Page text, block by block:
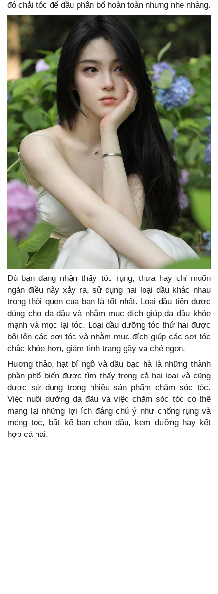
đó chải tóc để dầu phân bố hoàn toàn nhưng nhẹ nhàng.
Dù bạn đang nhận thấy tóc rụng, thưa hay chỉ muốn
ngăn điều này xảy ra, sử dụng hai loại dầu khác nhau
trong thói quen của bạn là tốt nhất. Loại đầu tiên được
dùng cho da đầu và nhằm mục đích giúp da đầu khỏe
mạnh và mọc lại tóc. Loại dầu dưỡng tóc thứ hai được
bôi lên các sợi tóc và nhằm mục đích giúp các sợi tóc
chắc khỏe hơn, giảm tình trạng gãy và chẻ ngọn.
Hương thảo, hạt bí ngô và dầu bạc hà là những thành
phần phổ biến được tìm thấy trong cả hai loại và cũng
được sử dụng trong nhiều sản phẩm chăm sóc tóc.
Việc nuôi dưỡng da đầu và việc chăm sóc tóc có thể
mang lại những lợi ích đáng chú ý như chống rụng và
mỏng tóc, bất kể bạn chọn dầu, kem dưỡng hay kết
hợp cả hai.